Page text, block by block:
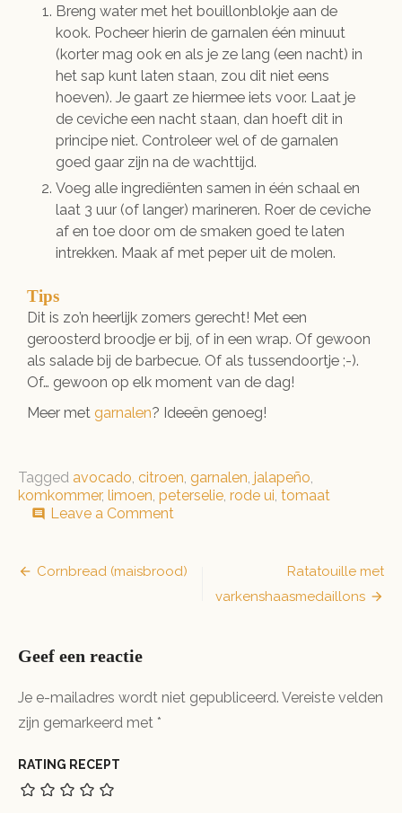
Breng water met het bouillonblokje aan de
kook. Pocheer hierin de garnalen één minuut
(korter mag ook en als je ze lang (een nacht) in
het sap kunt laten staan, zou dit niet eens
hoeven). Je gaart ze hiermee iets voor. Laat je
de ceviche een nacht staan, dan hoeft dit in
principe niet. Controleer wel of de garnalen
goed gaar zijn na de wachttijd.
Voeg alle ingrediënten samen in één schaal en
laat 3 uur (of langer) marineren. Roer de ceviche
af en toe door om de smaken goed te laten
intrekken. Maak af met peper uit de molen.
Tips
Dit is zo’n heerlijk zomers gerecht! Met een
geroosterd broodje er bij, of in een wrap. Of gewoon
als salade bij de barbecue. Of als tussendoortje ;-).
Of… gewoon op elk moment van de dag!
Meer met garnalen? Ideeën genoeg!
Tagged avocado, citroen, garnalen, jalapeño,
komkommer, limoen, peterselie, rode ui, tomaat
comment Leave a Comment
Bericht
Cornbread (maisbrood)
Ratatouille met
varkenshaasmedaillons
Geef een reactie
Je e-mailadres wordt niet gepubliceerd. Vereiste velden
zijn gemarkeerd met *
RATING RECEPT